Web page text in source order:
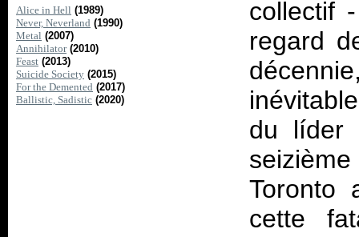
Alice in Hell (1989)
Never, Neverland (1990)
Metal (2007)
Annihilator (2010)
Feast (2013)
Suicide Society (2015)
For the Demented (2017)
Ballistic, Sadistic (2020)
collectif
regard
du líder
Toronto
cette